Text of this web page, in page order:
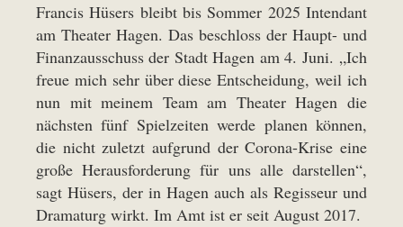
Francis Hüsers bleibt bis Sommer 2025 Intendant
am Theater Hagen. Das beschloss der Haupt- und
Finanzausschuss der Stadt Hagen am 4. Juni. „Ich
freue mich sehr über diese Entscheidung, weil ich
nun mit meinem Team am Theater Hagen die
nächsten fünf Spielzeiten werde planen können,
die nicht zuletzt aufgrund der Corona-Krise eine
große Herausforderung für uns alle darstellen“,
sagt Hüsers, der in Hagen auch als Regisseur und
Dramaturg wirkt. Im Amt ist er seit August 2017.